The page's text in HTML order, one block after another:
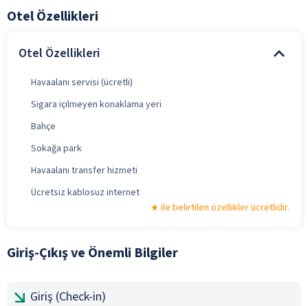
Otel Özellikleri
Otel Özellikleri
Havaalanı servisi (ücretli)
Sigara içilmeyen konaklama yeri
Bahçe
Sokağa park
Havaalanı transfer hizmeti
Ücretsiz kablosuz internet
ile belirtilen özellikler ücretlidir.
Giriş-Çıkış ve Önemli Bilgiler
Giriş (Check-in)